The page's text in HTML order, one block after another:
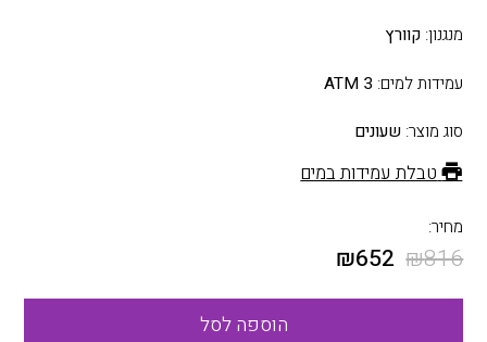
מנגנון: קוורץ
עמידות למים: 3 ATM
סוג מוצר: שעונים
טבלת עמידות במים
מחיר:
₪816
₪652
הוספה לסל